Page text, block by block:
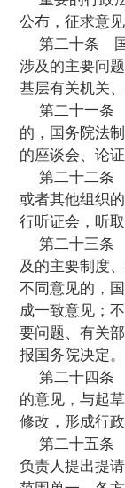
征求有关机
有关材料
告、考察报
第十七条
院法制机构
国务院
进行审查：
(一)是否
策；
(二)是否
(三)是否
(四)是否
主要问题的
(五)其他
第十八条